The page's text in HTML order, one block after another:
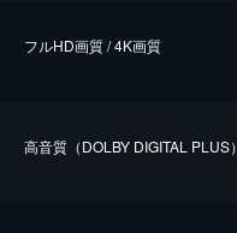
フルHD画質 / 4K画質
⾼⾳質（DOLBY DIGITAL PLUS）